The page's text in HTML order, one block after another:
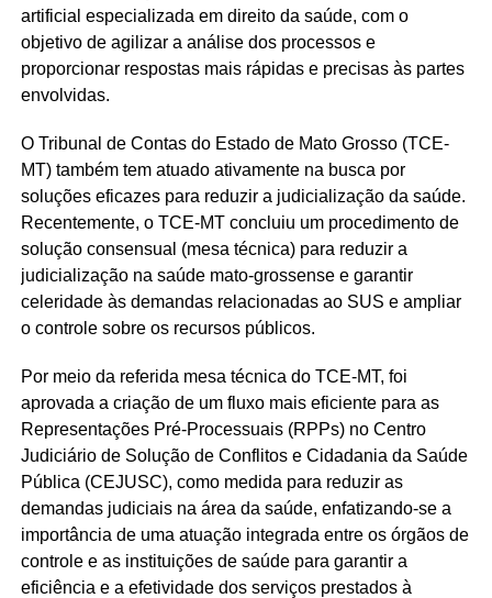
artificial especializada em direito da saúde, com o
objetivo de agilizar a análise dos processos e
proporcionar respostas mais rápidas e precisas às partes
envolvidas.
O Tribunal de Contas do Estado de Mato Grosso (TCE-
MT) também tem atuado ativamente na busca por
soluções eficazes para reduzir a judicialização da saúde.
Recentemente, o TCE-MT concluiu um procedimento de
solução consensual (mesa técnica) para reduzir a
judicialização na saúde mato-grossense e garantir
celeridade às demandas relacionadas ao SUS e ampliar
o controle sobre os recursos públicos.
Por meio da referida mesa técnica do TCE-MT, foi
aprovada a criação de um fluxo mais eficiente para as
Representações Pré-Processuais (RPPs) no Centro
Judiciário de Solução de Conflitos e Cidadania da Saúde
Pública (CEJUSC), como medida para reduzir as
demandas judiciais na área da saúde, enfatizando-se a
importância de uma atuação integrada entre os órgãos de
controle e as instituições de saúde para garantir a
eficiência e a efetividade dos serviços prestados à